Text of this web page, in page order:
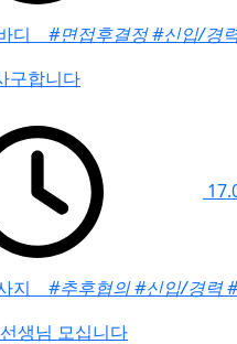
디 #면접후결정#신입/경
구합니다
지 #추후협의#신입/경력
생님 모십니다